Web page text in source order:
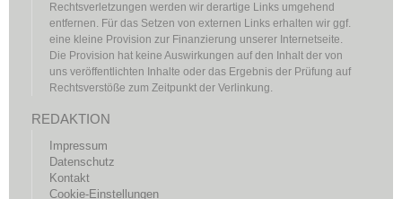
Rechtsverletzungen werden wir derartige Links umgehend
entfernen. Für das Setzen von externen Links erhalten wir ggf.
eine kleine Provision zur Finanzierung unserer Internetseite.
Die Provision hat keine Auswirkungen auf den Inhalt der von
uns veröffentlichten Inhalte oder das Ergebnis der Prüfung auf
Rechtsverstöße zum Zeitpunkt der Verlinkung.
REDAKTION
Impressum
Datenschutz
Kontakt
Cookie-Einstellungen